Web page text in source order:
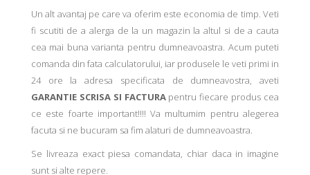
Un alt avantaj pe care va oferim este economia de timp. Veti
fi scutiti de a alerga de la un magazin la altul si de a cauta
cea mai buna varianta pentru dumneavoastra. Acum puteti
comanda din fata calculatorului, iar produsele le veti primi in
24 ore la adresa specificata de dumneavostra, aveti
GARANTIE SCRISA SI FACTURApentru fiecare produs cea
ce este foarte important!!!! Va multumim pentru alegerea
facuta si ne bucuram sa fim alaturi de dumneavoastra.
Se livreaza exact piesa comandata, chiar daca in imagine
sunt si alte repere.